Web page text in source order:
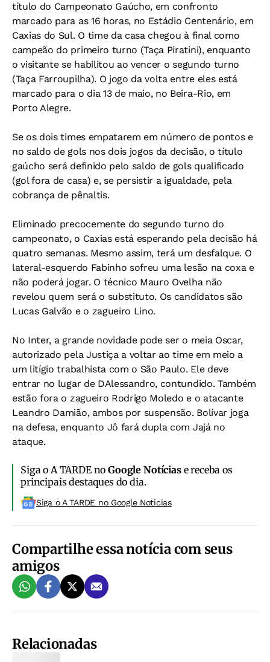
título do Campeonato Gaúcho, em confronto
marcado para as 16 horas, no Estádio Centenário, em
Caxias do Sul. O time da casa chegou à final como
campeão do primeiro turno (Taça Piratini), enquanto
o visitante se habilitou ao vencer o segundo turno
(Taça Farroupilha). O jogo da volta entre eles está
marcado para o dia 13 de maio, no Beira-Rio, em
Porto Alegre.
Se os dois times empatarem em número de pontos e
no saldo de gols nos dois jogos da decisão, o título
gaúcho será definido pelo saldo de gols qualificado
(gol fora de casa) e, se persistir a igualdade, pela
cobrança de pênaltis.
Eliminado precocemente do segundo turno do
campeonato, o Caxias está esperando pela decisão há
quatro semanas. Mesmo assim, terá um desfalque. O
lateral-esquerdo Fabinho sofreu uma lesão na coxa e
não poderá jogar. O técnico Mauro Ovelha não
revelou quem será o substituto. Os candidatos são
Lucas Galvão e o zagueiro Lino.
No Inter, a grande novidade pode ser o meia Oscar,
autorizado pela Justiça a voltar ao time em meio a
um litígio trabalhista com o São Paulo. Ele deve
entrar no lugar de DAlessandro, contundido. Também
estão fora o zagueiro Rodrigo Moledo e o atacante
Leandro Damião, ambos por suspensão. Bolívar joga
na defesa, enquanto Jô fará dupla com Jajá no
ataque.
Siga o A TARDE noGoogle Notíciase receba os
principais destaques do dia.
Siga o A TARDE no Google Noticias
Compartilhe essa notícia com seus
amigos
Relacionadas